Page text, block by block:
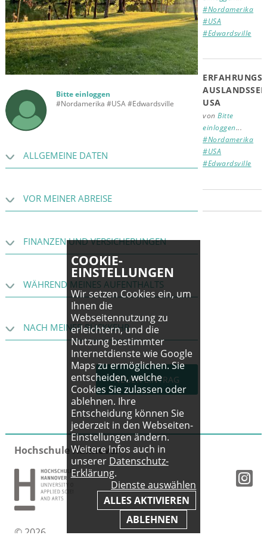
Bitte einloggen
#Nordamerika #USA #Edwardsville
ALLGEMEINE DATEN
VOR MEINER ABREISE
FINANZEN UND VERSICHERUNGEN
WÄHREND MEINES AUFENTHALTS
NACH MEINER RÜCKKEHR
NEUER EINTRAG
#Nordamerika
#USA
#Edwardsville
USA
vonBitte
einloggen...
#Nordamerika
#USA
#Edwardsville
Hochschule Hannover
© 2026
COOKIE-
EINSTELLUNGEN
Wir setzen Cookies ein, um
Ihnen die
Webseitennutzung zu
erleichtern, und die
Nutzung bestimmter
Internetdienste wie Google
Maps zu ermöglichen. Sie
entscheiden, welche
Cookies Sie zulassen oder
ablehnen. Ihre
Entscheidung können Sie
jederzeit in den Webseiten-
Einstellungen ändern.
Weitere Infos auch in
unserer Datenschutz-
Erklärung.
Dienste auswählen
ALLES AKTIVIEREN
ABLEHNEN